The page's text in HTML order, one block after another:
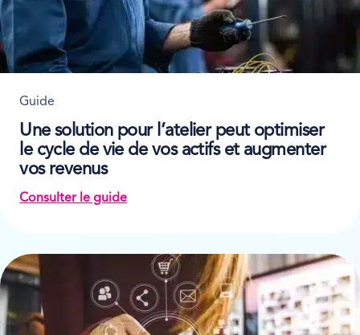
Guide
Une solution pour l’atelier peut optimiser
le cycle de vie de vos actifs et augmenter
vos revenus
Consulter le guide
on Une solution pour l’atelier peut optimiser le